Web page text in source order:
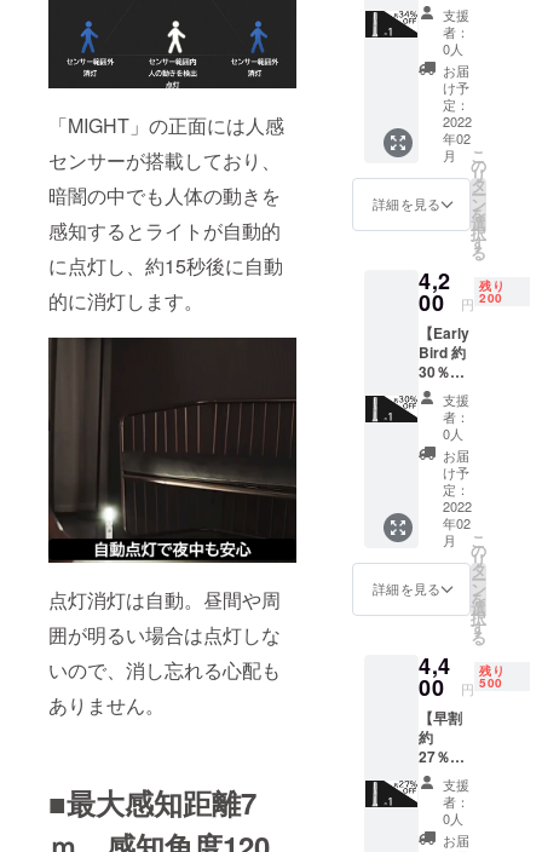
「MIGHT」の正面には人感
センサーが搭載しており、
暗闇の中でも人体の動きを
感知するとライトが自動的
に点灯し、約15秒後に自動
的に消灯します。
点灯消灯は自動。昼間や周
囲が明るい場合は点灯しな
いので、消し忘れる心配も
ありません。
■最大感知距離7
のが弊社の
モットーで
す。今後と
もよろしく
おねがいい
たします。
34％OF
Fプラ
ン】多
機能ナ
イト
「MIGH
T」×1
＜リ
ターン
内容＞
■多機能
ナイト
「MIGH
日本語
取扱説
明書×1
■USB
Type C
充電
ケーブ
ル×1
ーーー
ーーー
ーーー
※送料
込、税
込 ※一
般販売
予定価
格6,000
用部材
の供給
状況、
製造工
程上の
都合等
により
出荷時
期が遅
れる場
支援
者：
0人
お届
け予
定：
2022
年02
月
詳細を見る
こ
の
リ
タ
ー
ン
を
選
択
す
る
4,2
00 円
残り
200
【Early
Bird 約
30％OF
Fプラ
ン】 多
機能ナ
イト
「MIGH
T」×1
＜リ
ターン
内容＞
■多機能
ナイト
「MIGH
T」×1 ■
取扱説
明書×1
■USB
Type C
充電
ケーブ
ル×1
ーーー
ーーー
ーーー
支援
者：
0人
お届
け予
定：
2022
年02
月
詳細を見る
こ
の
リ
タ
ー
ン
を
選
択
す
る
4,4
00 円
残り
500
【早割
約
27％OF
Fプラ
ン】 多
機能ナ
イト
支援
者：
0人
お届